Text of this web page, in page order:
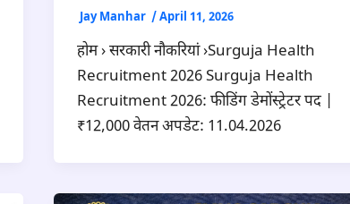
Jay Manhar /April 11, 2026
होम › सरकारी नौकरियां ›Surguja Health
Recruitment 2026 Surguja Health
Recruitment 2026: फीडिंग डेमोंस्ट्रेटर पद |
₹12,000 वेतन अपडेट: 11.04.2026